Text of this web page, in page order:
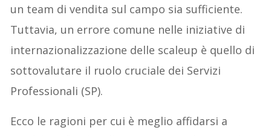
un team di vendita sul campo sia sufficiente.
Tuttavia, un errore comune nelle iniziative di
internazionalizzazione delle scaleup è quello di
sottovalutare il ruolo cruciale dei Servizi
Professionali (SP).
Ecco le ragioni per cui è meglio affidarsi a